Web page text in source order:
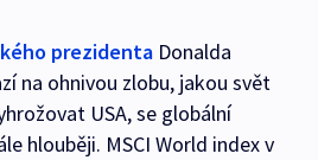
prezidenta Donalda
na ohnivou zlobu, jakou svět
USA, se globální
hlouběji. MSCI World index v